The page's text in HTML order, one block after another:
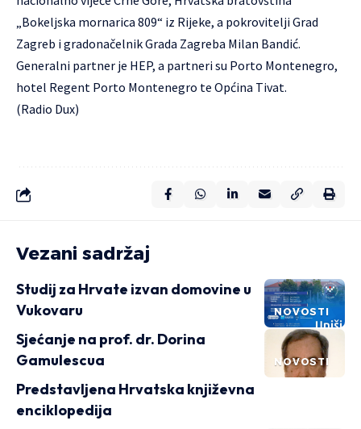
„Bokeljska mornarica 809“ iz Rijeke, a pokrovitelji Grad
Zagreb i gradonačelnik Grada Zagreba Milan Bandić.
Generalni partner je HEP, a partneri su Porto Montenegro,
hotel Regent Porto Montenegro te Općina Tivat.
(Radio Dux)
Vezani sadržaj
NOVOSTI
Studij za Hrvate izvan domovine u
Vukovaru
NOVOSTI
Sjećanje na prof. dr. Dorina
Gamulescua
Predstavljena Hrvatska književna
enciklopedija